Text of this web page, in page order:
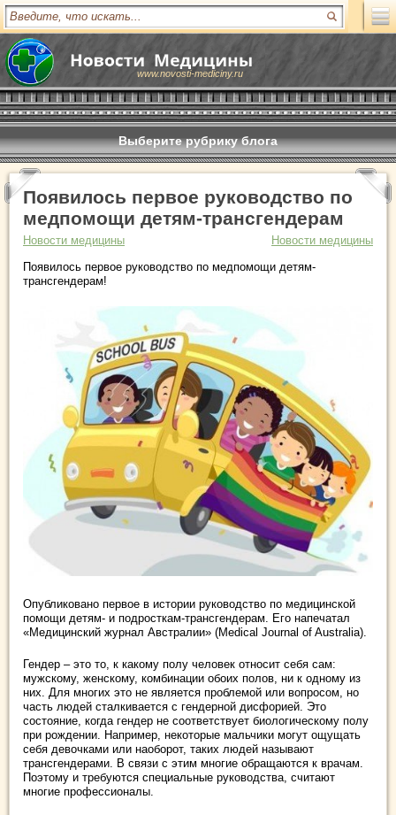
www.novosti-mediciny.ru
Выберите рубрику блога
Появилось первое руководство по
медпомощи детям-трансгендерам
Новости медицины
Новости медицины
Появилось первое руководство по медпомощи детям-
трансгендерам!
Опубликовано первое в истории руководство по медицинской
помощи детям- и подросткам-трансгендерам. Его напечатал
«Медицинский журнал Австралии» (Medical Journal of Australia).
Гендер – это то, к какому полу человек относит себя сам:
мужскому, женскому, комбинации обоих полов, ни к одному из
них. Для многих это не является проблемой или вопросом, но
часть людей сталкивается с гендерной дисфорией. Это
состояние, когда гендер не соответствует биологическому полу
при рождении. Например, некоторые мальчики могут ощущать
себя девочками или наоборот, таких людей называют
трансгендерами. В связи с этим многие обращаются к врачам.
Поэтому и требуются специальные руководства, считают
многие профессионалы.